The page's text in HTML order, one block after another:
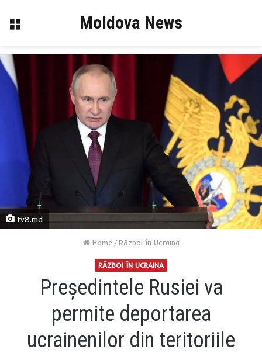
Menu Moldova News
tv8.md
Home / Război în Ucraina
RĂZBOI ÎN UCRAINA
Președintele Rusiei va
permite deportarea
ucrainenilor din teritoriile